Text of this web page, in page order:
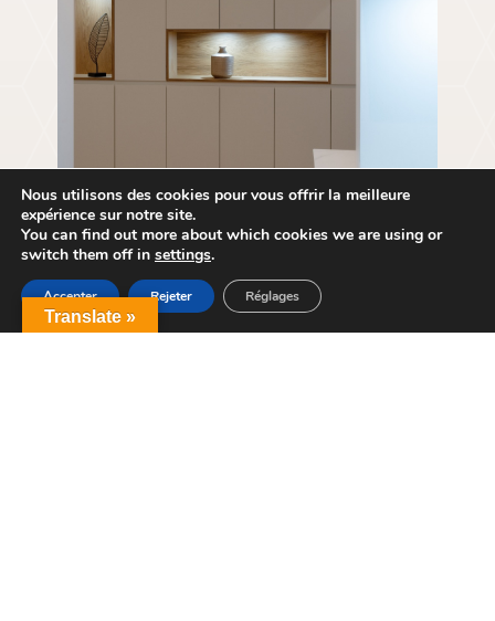
Translate »
Nous utilisons des cookies pour vous offrir la meilleure
expérience sur notre site.
You can find out more about which cookies we are using or
switch them off in settings.
Accepter Rejeter Réglages